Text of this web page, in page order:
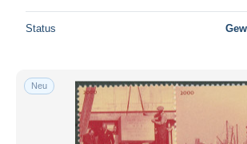
Status
Neu